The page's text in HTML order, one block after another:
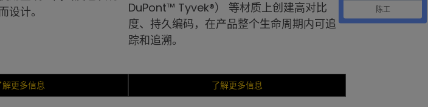
设计。
DuPont™ Tyvek®） 等材质上创建高对比
度、持久编码，在产品整个生命周期内可追
踪和追溯。
解更多信息 了解更多信息
陈工